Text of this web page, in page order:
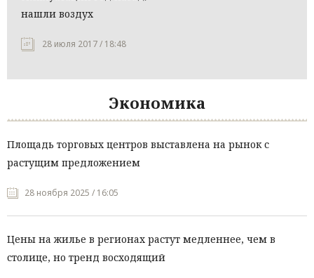
нашли воздух
28 июля 2017 / 18:48
Экономика
Площадь торговых центров выставлена на рынок с
растущим предложением
28 ноября 2025 / 16:05
Цены на жилье в регионах растут медленнее, чем в
столице, но тренд восходящий